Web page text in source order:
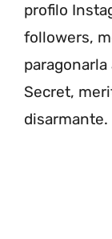
profilo
followers,
paragonarla
Secret,
disarmante.